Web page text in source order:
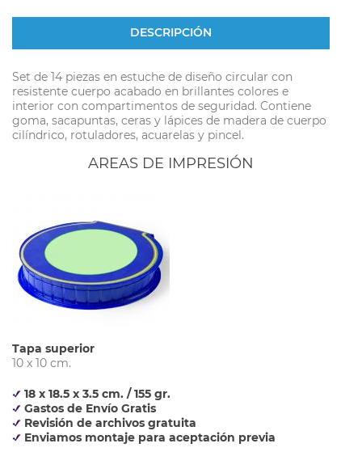
DESCRIPCIÓN
Set de 14 piezas en estuche de diseño circular con
resistente cuerpo acabado en brillantes colores e
interior con compartimentos de seguridad. Contiene
goma, sacapuntas, ceras y lápices de madera de cuerpo
cilíndrico, rotuladores, acuarelas y pincel.
AREAS DE IMPRESIÓN
Tapa superior
10 x 10 cm.
18 x 18.5 x 3.5 cm. / 155 gr.
Gastos de Envío Gratis
Revisión de archivos gratuita
Enviamos montaje para aceptación previa